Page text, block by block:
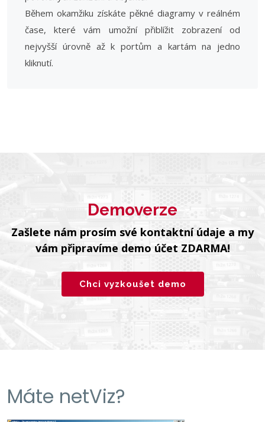
Během okamžiku získáte pěkné diagramy v reálném
čase, které vám umožní přiblížit zobrazení od
nejvyšší úrovně až k portům a kartám na jedno
kliknutí.
Demoverze
Zašlete nám prosím své kontaktní údaje a my
vám připravíme demo účet ZDARMA!
Chci vyzkoušet demo
Máte netViz?